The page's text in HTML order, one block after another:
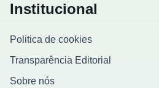
Institucional
Politica de cookies
Transparência Editorial
Sobre nós